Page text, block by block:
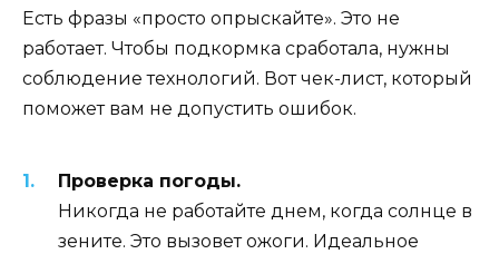
Есть фразы «просто опрыскайте». Это не
работает. Чтобы подкормка сработала, нужны
соблюдение технологий. Вот чек-лист, который
поможет вам не допустить ошибок.
Проверка погоды.
Никогда не работайте днем, когда солнце в
зените. Это вызовет ожоги. Идеальное